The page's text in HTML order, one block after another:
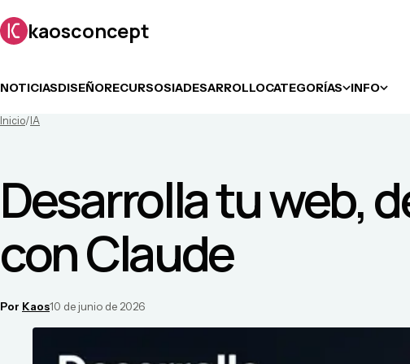
kaosconcept
NOTICIASDISEÑORECURSOSIADESARROLLOCATEGORÍAS INFO
Inicio/ IA
Desarrolla tu web,
con Claude
Por Kaos10 de junio de 2026